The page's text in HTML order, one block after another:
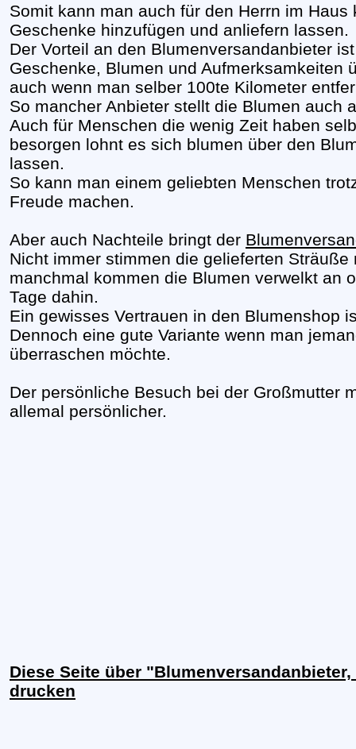
Somit kann man auch für den Herrn im
Geschenke hinzufügen und anliefern lassen.
Der Vorteil an den Blumenversandanbieter
Geschenke, Blumen und Aufmerksamkeiten
auch wenn man selber 100te Kilometer
So mancher Anbieter stellt die Blumen auch
Auch für Menschen die wenig Zeit haben
besorgen lohnt es sich blumen über den
lassen.
So kann man einem geliebten Menschen
Freude machen.
Aber auch Nachteile bringt der
Nicht immer stimmen die gelieferten
manchmal kommen die Blumen verwelkt an
Tage dahin.
Ein gewisses Vertrauen in den Blumenshop
Dennoch eine gute Variante wenn man
überraschen möchte.
Der persönliche Besuch bei der Großmutter
allemal persönlicher.
Diese Seite über
drucken